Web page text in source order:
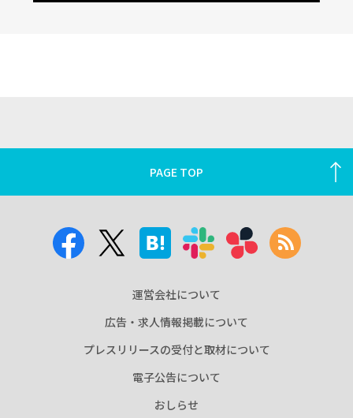
PAGE TOP
運営会社について
広告・求人情報掲載について
プレスリリースの受付と取材について
電子公告について
おしらせ